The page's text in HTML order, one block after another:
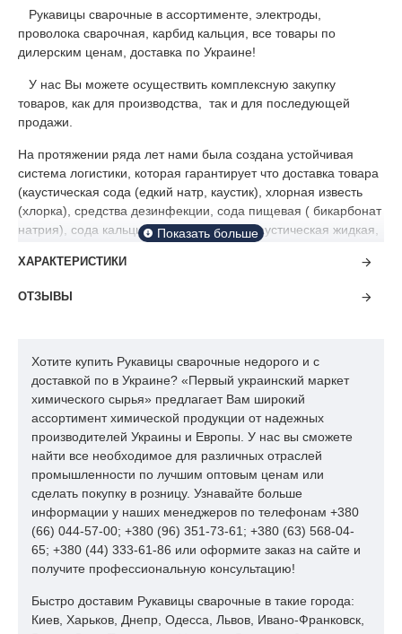
Рукавицы сварочные в ассортименте, электроды,
проволока сварочная, карбид кальция, все товары по
дилерским ценам, доставка по Украине!
У нас Вы можете осуществить комплексную закупку
товаров, как для производства, так и для последующей
продажи.
На протяжении ряда лет нами была создана устойчивая
система логистики, которая гарантирует что доставка товара
(каустическая сода (едкий натр, каустик), хлорная известь
(хлорка), средства дезинфекции, сода пищевая ( бикарбонат
натрия), сода кальцинированная, сода каустическая жидкая,
техническая, соль экстра, соль таблетированная, соль
кормовые добавки, формиат натрия, сорбат калия,
будут доставлены потребителю в самые кратчайшие сроки.
Продукция отгружается от мешка, тесное взаимодействие с
курьерскими службами (Новая почта, Ночной экспресс и т. д.)
позволяет нам выполнить даже самый минимальный заказ. У
нас Вы можете не только приобрести продукцию, но также
приобретенного сырья, получить методические указания и
другую информацию.
Наша продукция (каустическая сода (едкий натр, каустик),
хлорная известь (хлорка), средства дезинфекции, сода
пищевая ( бикарбонат натрия), сода кальцинированная,
сода каустическая жидкая, карбид кальция, кальций
хлористый, соль пищевая, соль техническая, соль экстра,
ХАРАКТЕРИСТИКИ
ОТЗЫВЫ
Хотите купить Рукавицы сварочные недорого и с
доставкой по в Украине? «Первый украинский маркет
химического сырья» предлагает Вам широкий
ассортимент химической продукции от надежных
производителей Украины и Европы. У нас вы сможете
найти все необходимое для различных отраслей
промышленности по лучшим оптовым ценам или
сделать покупку в розницу. Узнавайте больше
информации у наших менеджеров по телефонам +380
(66) 044-57-00; +380 (96) 351-73-61; +380 (63) 568-04-
65; +380 (44) 333-61-86 или оформите заказ на сайте и
получите профессиональную консультацию!
Быстро доставим Рукавицы сварочные в такие города:
Киев, Харьков, Днепр, Одесса, Львов, Ивано-Франковск,